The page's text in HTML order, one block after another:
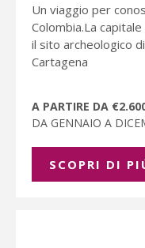
Un viaggio per
Colombia.La
il sito archeologico
Cartagena
A PARTIRE DA
DA GENNAIO A
SCOPRI DI